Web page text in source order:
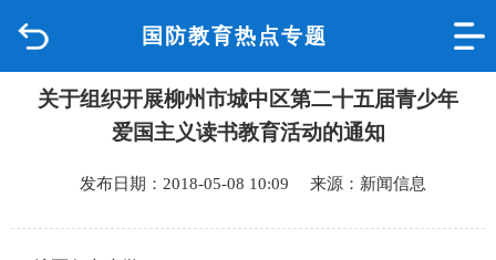
国防教育热点专题
品质城中
政府信息公开
关于组织开展柳州市城中区第二十五届青少年
爱国主义读书教育活动的通知
发布日期：2018-05-08 10:09 来源：新闻信息